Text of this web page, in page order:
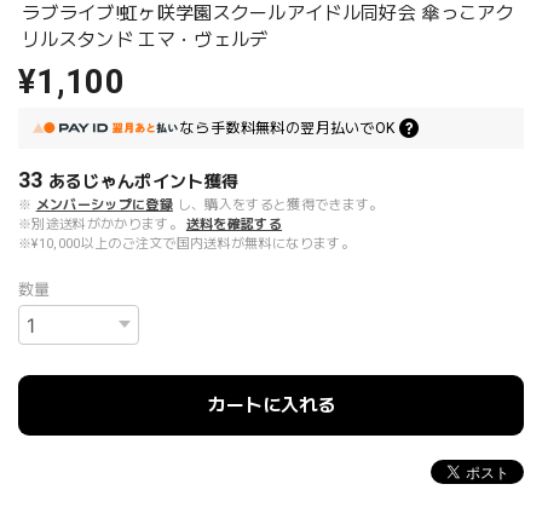
ラブライブ!虹ヶ咲学園スクールアイドル同好会 傘っこアク
リルスタンド エマ・ヴェルデ
¥1,100
なら 手数料無料の翌月払いでOK
33 あるじゃんポイント獲得
※ メンバーシップに登録 し、購入をすると獲得できます。
※別途送料がかかります。
送料を確認する
※¥10,000以上のご注文で国内送料が無料になります。
数量
カートに入れる